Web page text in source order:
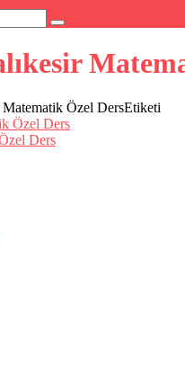
Matematik Özel DersEtiketi
Ders